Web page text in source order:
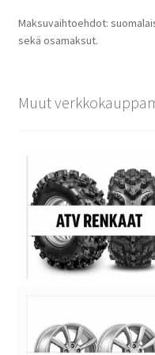
Maksuvaihtoehdot:
sekä osamaksut.
Muut